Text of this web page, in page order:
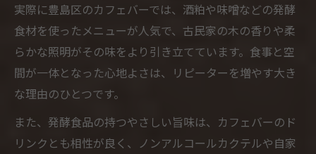
実際に豊島区のカフェバーでは、酒粕や味噌などの発酵
食材を使ったメニューが人気で、古民家の木の香りや柔
らかな照明がその味をより引き立てています。食事と空
間が一体となった心地よさは、リピーターを増やす大き
な理由のひとつです。
また、発酵食品の持つやさしい旨味は、カフェバーのド
リンクとも相性が良く、ノンアルコールカクテルや自家